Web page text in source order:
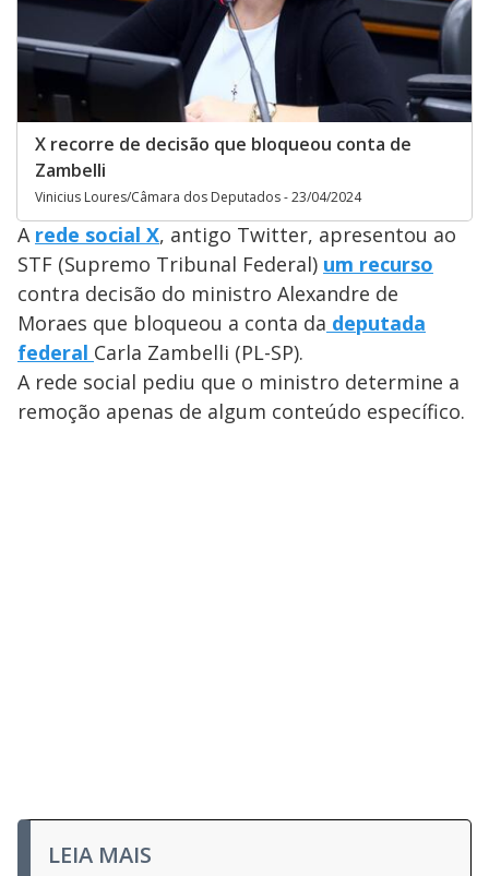
X recorre de decisão que bloqueou conta de
Zambelli
Vinicius Loures/Câmara dos Deputados - 23/04/2024
A rede social X, antigo Twitter, apresentou ao
STF (Supremo Tribunal Federal) um recurso
contra decisão do ministro Alexandre de
Moraes que bloqueou a conta da deputada
federal Carla Zambelli (PL-SP).
A rede social pediu que o ministro determine a
remoção apenas de algum conteúdo específico.
LEIA MAIS